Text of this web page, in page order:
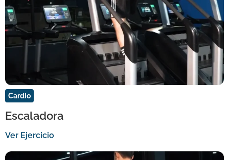
Cardio
Escaladora
Ver Ejercicio